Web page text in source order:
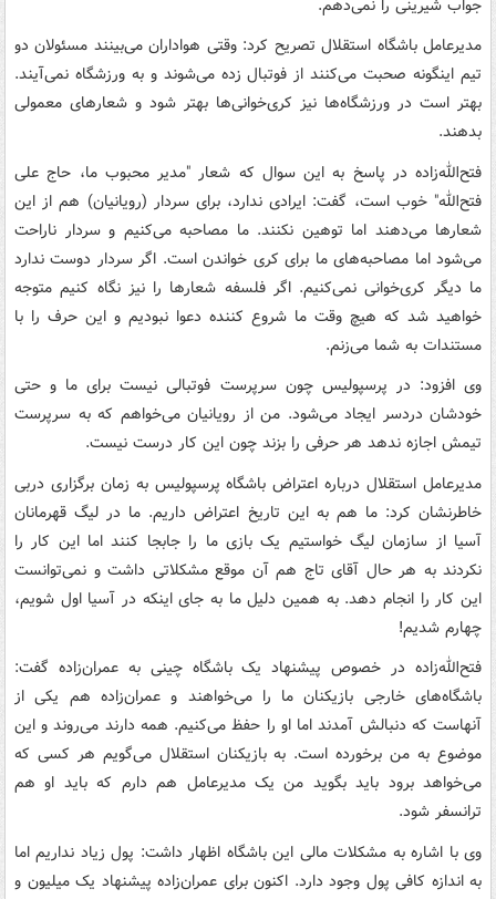
جواب شیرینی را نمی‌دهم.
مدیرعامل باشگاه استقلال تصریح کرد: وقتی هواداران می‌بینند مسئولان دو
تیم اینگونه صحبت می‌کنند از فوتبال زده می‌شوند و به ورزشگاه نمی‌آیند.
بهتر است در ورزشگاه‌ها نیز کری‌خوانی‌ها بهتر شود و شعارهای معمولی
بدهند.
فتح‌الله‌زاده در پاسخ به این سوال که شعار "مدیر محبوب ما، حاج علی
فتح‌الله" خوب است، گفت: ایرادی ندارد، برای سردار (رویانیان) هم از این
شعارها می‌دهند اما توهین نکنند. ما مصاحبه می‌کنیم و سردار ناراحت
می‌شود اما مصاحبه‌های ما برای کری‌ خواندن است. اگر سردار دوست ندارد
ما دیگر کری‌خوانی نمی‌کنیم. اگر فلسفه شعارها را نیز نگاه کنیم متوجه
خواهید شد که هیچ وقت ما شروع کننده دعوا نبودیم و این حرف را با
مستندات به شما می‌زنم.
وی افزود: در پرسپولیس چون سرپرست فوتبالی نیست برای ما و حتی
خودشان دردسر ایجاد می‌شود. من از رویانیان می‌خواهم که به سرپرست
تیمش اجازه ندهد هر حرفی را بزند چون این کار درست نیست.
مدیرعامل استقلال درباره اعتراض باشگاه پرسپولیس به زمان برگزاری دربی
خاطرنشان کرد: ما هم به این تاریخ اعتراض داریم. ما در لیگ قهرمانان
آسیا از سازمان لیگ خواستیم یک بازی ما را جابجا کنند اما این کار را
نکردند به هر حال آقای تاج هم آن موقع مشکلاتی داشت و نمی‌توانست
این کار را انجام دهد. به همین دلیل ما به جای اینکه در آسیا اول شویم،
چهارم شدیم!
فتح‌الله‌زاده در خصوص پیشنهاد یک باشگاه چینی به عمران‌زاده گفت:
باشگاه‌های خارجی بازیکنان ما را می‌خواهند و عمران‌زاده هم یکی از
آنهاست که دنبالش آمدند اما او را حفظ می‌کنیم. همه دارند می‌روند و این
موضوع به من برخورده است. به بازیکنان استقلال می‌گویم هر کسی که
می‌خواهد برود باید بگوید من یک مدیرعامل هم دارم که باید او هم
ترانسفر شود.
وی با اشاره به مشکلات مالی این باشگاه اظهار داشت: پول زیاد نداریم اما
به اندازه کافی پول وجود دارد. اکنون برای عمران‌زاده پیشنهاد یک میلیون و